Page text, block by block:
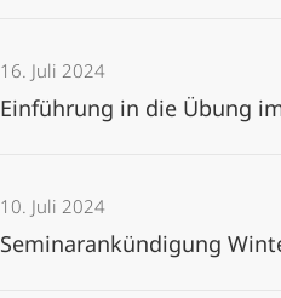
16. Juli 2024
Einführung in die Übung
10. Juli 2024
Seminarankündigung